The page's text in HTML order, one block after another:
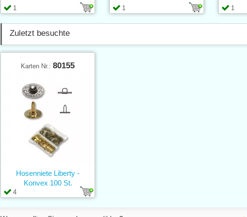
1 1 1
Zuletzt besuchte
Karten Nr.: 80155
4
Hosenniete Liberty -
Konvex 100 St.